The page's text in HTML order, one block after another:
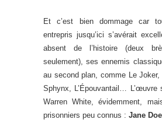
Et c’est bien dommage car
entrepris jusqu’ici s’avérait
absent de l’histoire (deux
seulement), ses ennemis
au second plan, comme Le
Sphynx, L’Épouvantail… L’œuvre
Warren White, évidemment,
prisonniers peu connus : Jane Doe